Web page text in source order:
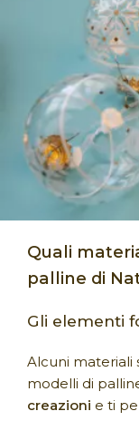
Quali
palline di
Gli elementi
Alcuni materiali
modelli di
creazioni e ti